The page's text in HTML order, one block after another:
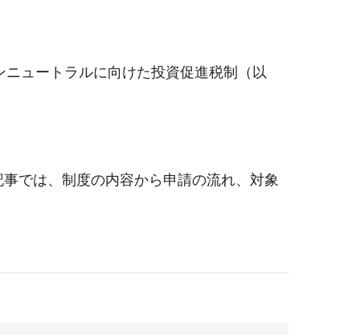
ュートラルに向けた投資促進税制（以
では、制度の内容から申請の流れ、対象